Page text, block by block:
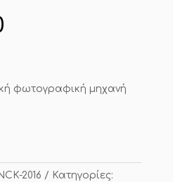
Η
€5.00.
φωτογραφική μηχανή
2016
Κατηγορίες: